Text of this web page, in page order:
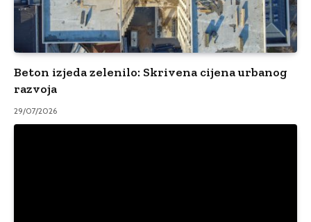
Beton izjeda zelenilo: Skrivena cijena urbanog
razvoja
29/07/2026